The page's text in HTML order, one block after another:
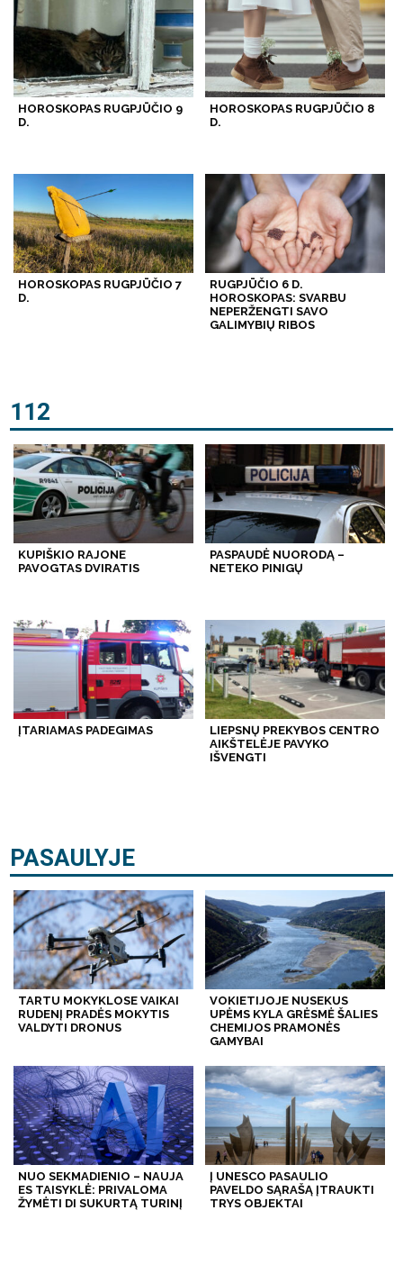
HOROSKOPAS RUGPJŪČIO 9
D.
HOROSKOPAS RUGPJŪČIO 8
D.
HOROSKOPAS RUGPJŪČIO 7
D.
RUGPJŪČIO 6 D.
HOROSKOPAS: SVARBU
NEPERŽENGTI SAVO
GALIMYBIŲ RIBOS
112
KUPIŠKIO RAJONE
PAVOGTAS DVIRATIS
PASPAUDĖ NUORODĄ –
NETEKO PINIGŲ
ĮTARIAMAS PADEGIMAS
LIEPSNŲ PREKYBOS CENTRO
AIKŠTELĖJE PAVYKO
IŠVENGTI
PASAULYJE
TARTU MOKYKLOSE VAIKAI
RUDENĮ PRADĖS MOKYTIS
VALDYTI DRONUS
VOKIETIJOJE NUSEKUS
UPĖMS KYLA GRĖSMĖ ŠALIES
CHEMIJOS PRAMONĖS
GAMYBAI
NUO SEKMADIENIO – NAUJA
ES TAISYKLĖ: PRIVALOMA
ŽYMĖTI DI SUKURTĄ TURINĮ
Į UNESCO PASAULIO
PAVELDO SĄRAŠĄ ĮTRAUKTI
TRYS OBJEKTAI